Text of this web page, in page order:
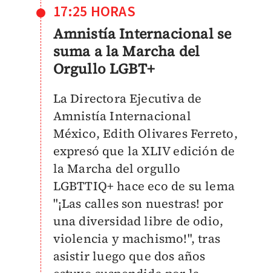
17:25 HORAS
Amnistía Internacional se
suma a la Marcha del
Orgullo LGBT+
La Directora Ejecutiva de
Amnistía Internacional
México, Edith Olivares Ferreto,
expresó que la XLIV edición de
la Marcha del orgullo
LGBTTIQ+ hace eco de su lema
"¡Las calles son nuestras! por
una diversidad libre de odio,
violencia y machismo!", tras
asistir luego que dos años